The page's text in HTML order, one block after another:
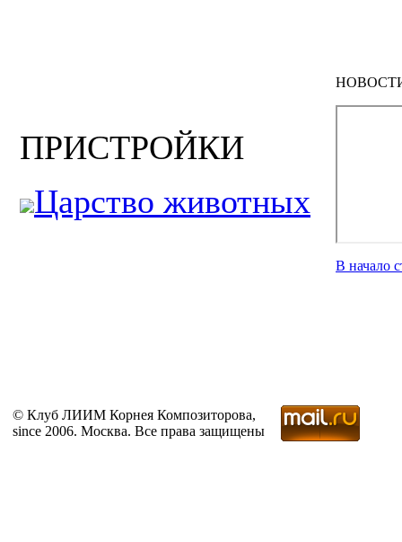
ПРИСТРОЙКИ
Царство животных
В начало
© Клуб ЛИИМ Корнея Композиторова,
since 2006. Москва. Все права защищены